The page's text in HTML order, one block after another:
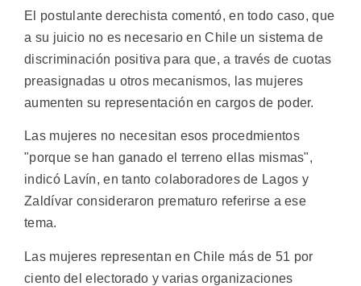
El postulante derechista comentó, en todo caso, que
a su juicio no es necesario en Chile un sistema de
discriminación positiva para que, a través de cuotas
preasignadas u otros mecanismos, las mujeres
aumenten su representación en cargos de poder.
Las mujeres no necesitan esos procedmientos
"porque se han ganado el terreno ellas mismas",
indicó Lavín, en tanto colaboradores de Lagos y
Zaldívar consideraron prematuro referirse a ese
tema.
Las mujeres representan en Chile más de 51 por
ciento del electorado y varias organizaciones